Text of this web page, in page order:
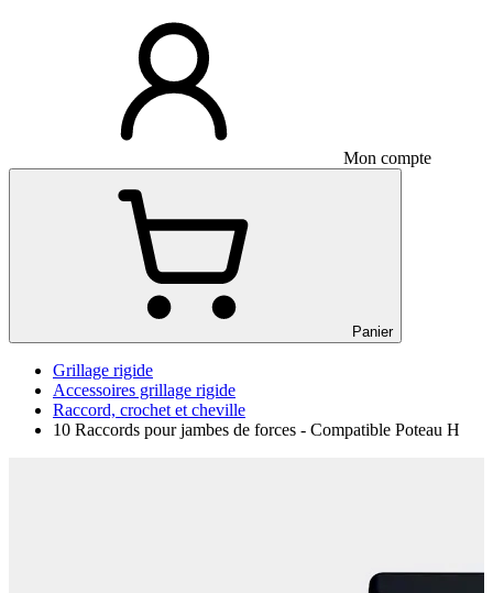
Mon compte
Panier
Grillage rigide
Accessoires grillage rigide
Raccord, crochet et cheville
10 Raccords pour jambes de forces - Compatible Poteau H